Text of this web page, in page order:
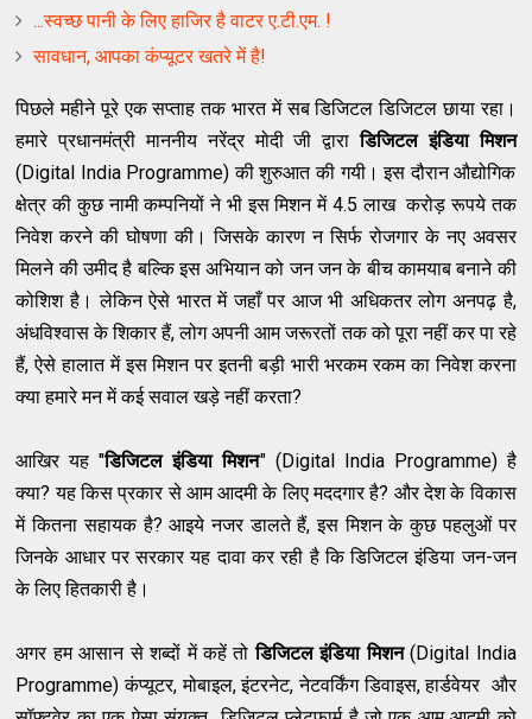
...स्‍वच्‍छ पानी के लिए हाजिर है वाटर ए.टी.एम. !
सावधान, आपका कंप्‍यूटर खतरे में है!
पिछले महीने पूरे एक सप्ताह तक भारत में सब डिजिटल डिजिटल छाया रहा।
हमारे प्रधानमंत्री माननीय नरेंद्र मोदी जी द्वाराडिजिटल इंडिया मिशन
(Digital India Programme) की शुरुआत की गयी। इस दौरान औद्योगिक
क्षेत्र की कुछ नामी कम्पनियों ने भी इस मिशन में 4.5 लाख करोड़ रूपये तक
निवेश करने की घोषणा की। जिसके कारण न सिर्फ रोजगार के नए अवसर
मिलने की उमीद है बल्कि इस अभियान को जन जन के बीच कामयाब बनाने की
कोशिश है। लेकिन ऐसे भारत में जहाँ पर आज भी अधिकतर लोग अनपढ़ है,
अंधविश्वास के शिकार हैं, लोग अपनी आम जरूरतों तक को पूरा नहीं कर पा रहे
हैं, ऐसे हालात में इस मिशन पर इतनी बड़ी भारी भरकम रकम का निवेश करना
क्या हमारे मन में कई सवाल खड़े नहीं करता?
आखिर यह "डिजिटल इंडिया मिशन" (Digital India Programme) है
क्या? यह किस प्रकार से आम आदमी के लिए मददगार है? और देश के विकास
में कितना सहायक है? आइये नजर डालते हैं, इस मिशन के कुछ पहलुओं पर
जिनके आधार पर सरकार यह दावा कर रही है कि डिजिटल इंडिया जन-जन
के लिए हितकारी है।
अगर हम आसान से शब्दों में कहें तोडिजिटल इंडिया मिशन(Digital India
Programme) कंप्यूटर, मोबाइल, इंटरनेट, नेटवर्किंग डिवाइस, हार्डवेयर और